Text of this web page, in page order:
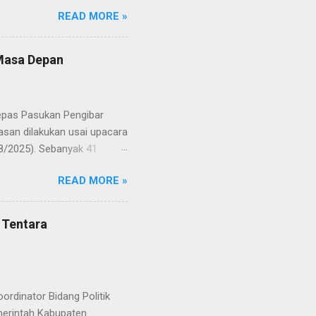
menuntaskan
kebangsaan yang
rasa bangga dan
pelatih, serta para
READ MORE »
Depan
Pasukan Pengibar
dilakukan usai upacara
2025). Sebanyak 41
menuntaskan
kebangsaan yang
rasa bangga dan
pelatih, serta para
generasi penerus
READ MORE »
Bidang Politik
Kabupaten